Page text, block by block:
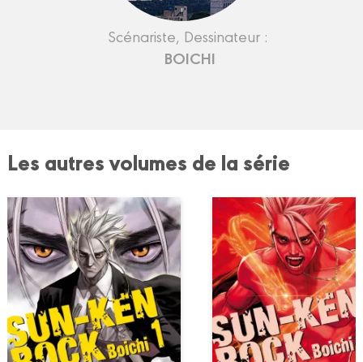
Scénariste, Dessinateur :
BOICHI
Les autres volumes de la série